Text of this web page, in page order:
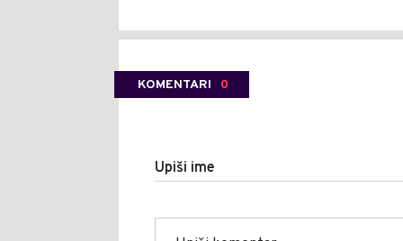
KOMENTARI 0
Upiši ime